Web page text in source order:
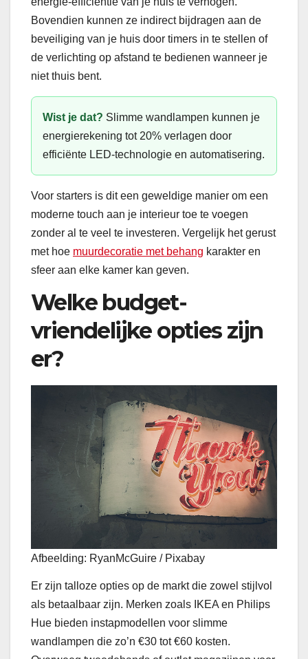
Bovendien kunnen ze indirect bijdragen aan de
beveiliging van je huis door timers in te stellen of
de verlichting op afstand te bedienen wanneer je
niet thuis bent.
Wist je dat? Slimme wandlampen kunnen je
energierekening tot 20% verlagen door
efficiënte LED-technologie en automatisering.
Voor starters is dit een geweldige manier om een
moderne touch aan je interieur toe te voegen
zonder al te veel te investeren. Vergelijk het gerust
met hoe muurdecoratie met behang karakter en
sfeer aan elke kamer kan geven.
Welke budget-
vriendelijke opties zijn
er?
Afbeelding: RyanMcGuire / Pixabay
Er zijn talloze opties op de markt die zowel stijlvol
als betaalbaar zijn. Merken zoals IKEA en Philips
Hue bieden instapmodellen voor slimme
wandlampen die zo’n €30 tot €60 kosten.